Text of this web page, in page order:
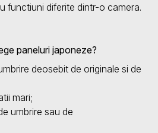
functiuni diferite dintr-o camera.
paneluri japoneze?
deosebit de originale si de
mari;
umbrire sau de